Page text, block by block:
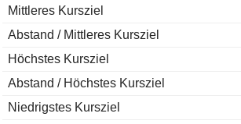
Mittleres Kursziel
Abstand / Mittleres Kursziel
Höchstes Kursziel
Abstand / Höchstes Kursziel
Niedrigstes Kursziel